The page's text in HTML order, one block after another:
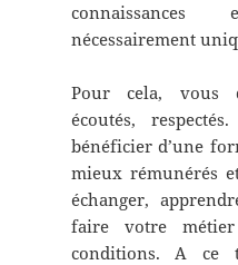
nécessairement
Pour cela, vous
écoutés,
bénéficier d’une
mieux rémunérés
échanger,
faire votre
conditions. A ce